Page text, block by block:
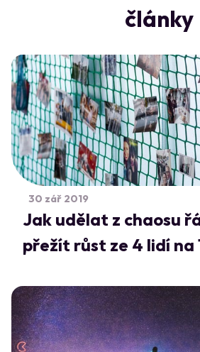
články
30 zář 2019
Jak udělat z chaosu
přežít růst ze 4 lidí na